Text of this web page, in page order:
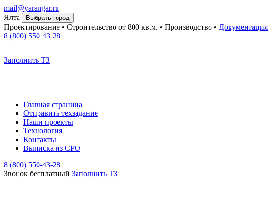
mail@yarangar.ru
Ялта
Выбрать город
Проектирование • Строительство от 800 кв.м. • Производство • Документация
8 (800) 550-43-28
Заполнить ТЗ
Главная страница
Отправить техзадание
Наши проекты
Технология
Контакты
Выписка из СРО
8 (800) 550-43-28
Звонок бесплатный Заполнить TЗ